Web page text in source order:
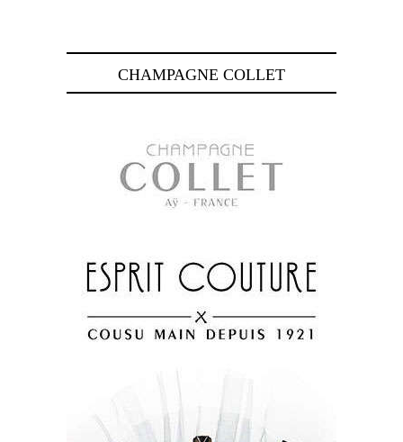
CHAMPAGNE COLLET